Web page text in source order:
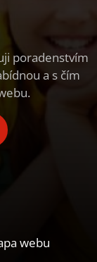
poradenstvím
a s čím
webu